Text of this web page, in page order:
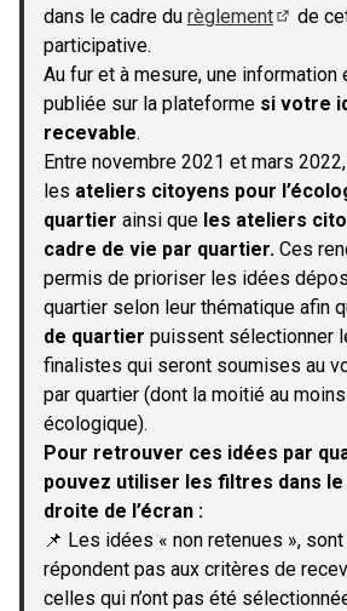
dans le cadre du règlement
de
participative.
Au fur et à mesure, une
publiée sur la plateforme si votre
recevable.
Entre novembre 2021 et mars
les ateliers citoyens pour
quartier ainsi que les ateliers
cadre de vie par quartier. Ces
permis de prioriser les idées
quartier selon leur thématique afin
de quartier puissent sélectionner
finalistes qui seront soumises au
par quartier (dont la moitié au
écologique).
Pour retrouver ces idées par
pouvez utiliser les filtres dans le
droite de l’écran :
📌 Les idées « non retenues »,
répondent pas aux critères de
celles qui n’ont pas été